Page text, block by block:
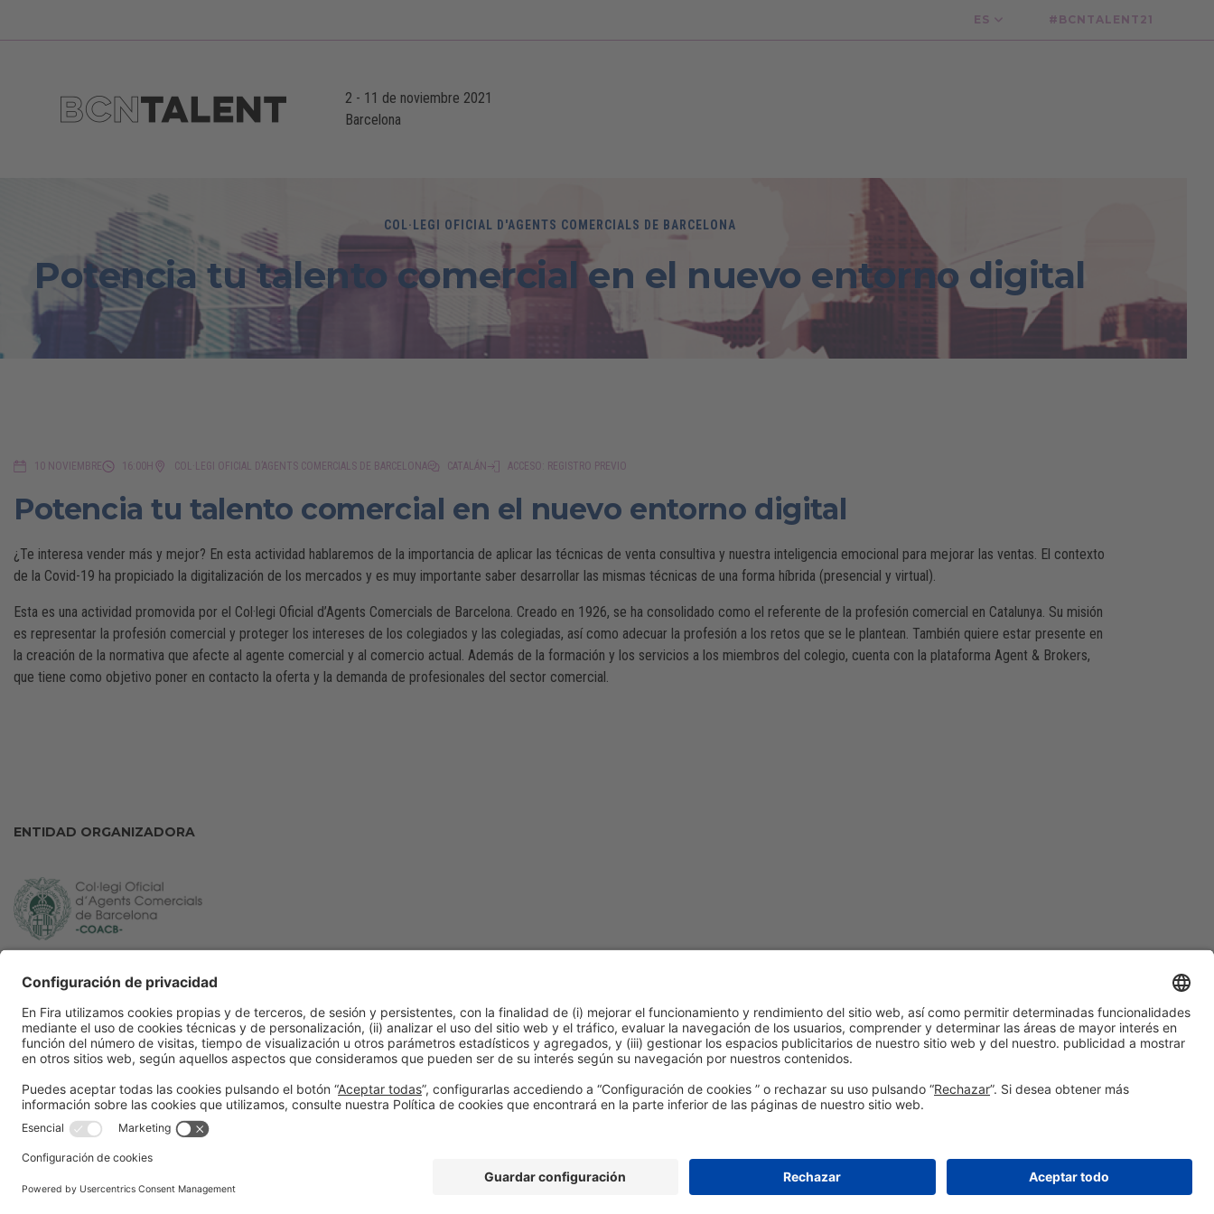
ES #BCNTALENT21
2 - 11 de noviembre 2021
Barcelona
COL·LEGI OFICIAL D'AGENTS COMERCIALS DE BARCELONA
Potencia tu talento comercial en el nuevo entorno digital
10 NOVIEMBRE 16:00H COL·LEGI OFICIAL D’AGENTS COMERCIALS DE BARCELONA CATALÁN ACCESO: REGISTRO PREVIO
Potencia tu talento comercial en el nuevo entorno digital
¿Te interesa vender más y mejor? En esta actividad hablaremos de la importancia de aplicar las técnicas de venta consultiva y nuestra inteligencia emocional para mejorar las ventas. El contexto
de la Covid-19 ha propiciado la digitalización de los mercados y es muy importante saber desarrollar las mismas técnicas de una forma híbrida (presencial y virtual).
Esta es una actividad promovida por el Col·legi Oficial d’Agents Comercials de Barcelona. Creado en 1926, se ha consolidado como el referente de la profesión comercial en Catalunya. Su misión
es representar la profesión comercial y proteger los intereses de los colegiados y las colegiadas, así como adecuar la profesión a los retos que se le plantean. También quiere estar presente en
la creación de la normativa que afecte al agente comercial y al comercio actual. Además de la formación y los servicios a los miembros del colegio, cuenta con la plataforma Agent & Brokers,
que tiene como objetivo poner en contacto la oferta y la demanda de profesionales del sector comercial.
ENTIDAD ORGANIZADORA
Aviso legal
#BCNTALENT21